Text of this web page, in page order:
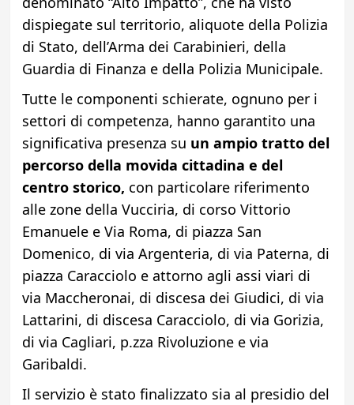
dispiegate sul territorio, aliquote della Polizia
di Stato, dell’Arma dei Carabinieri, della
Guardia di Finanza e della Polizia Municipale.
Tutte le componenti schierate, ognuno per i
settori di competenza, hanno garantito una
significativa presenza su un ampio tratto del
percorso della movida cittadina e del
centro storico, con particolare riferimento
alle zone della Vucciria, di corso Vittorio
Emanuele e Via Roma, di piazza San
Domenico, di via Argenteria, di via Paterna, di
piazza Caracciolo e attorno agli assi viari di
via Maccheronai, di discesa dei Giudici, di via
Lattarini, di discesa Caracciolo, di via Gorizia,
di via Cagliari, p.zza Rivoluzione e via
Garibaldi.
Il servizio è stato finalizzato sia al presidio del